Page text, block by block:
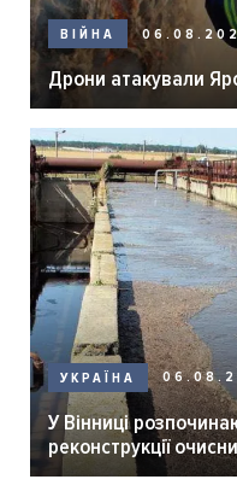
ВІЙНА
Дрони атакували
УКРАЇНА
У Вінниці
реконструкції
мер Вінниці.